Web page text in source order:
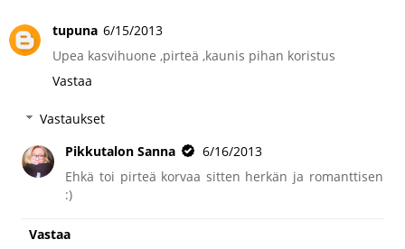
tupuna 6/15/2013
Upea kasvihuone ,pirteä ,kaunis pihan koristus
Vastaa
Vastaukset
Pikkutalon Sanna
6/16/2013
Ehkä toi pirteä korvaa sitten herkän ja romanttisen
:)
Vastaa